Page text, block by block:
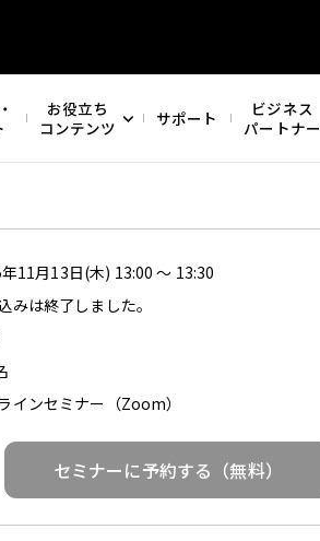
お役立ち
コンテンツ
サポート
ビジネス
パートナー
11月13日(木) 13:00 ～ 13:30
みは終了しました。
インセミナー（Zoom）
セミナーに予約する（無料）